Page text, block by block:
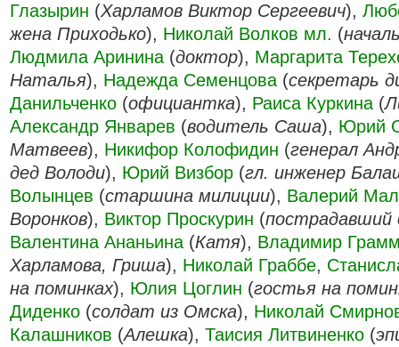
Глазырин (Харламов Виктор Сергеевич),
жена Приходько), Николай Волков мл. (
Людмила Аринина (доктор), Маргарита
Наталья), Надежда Семенцова (секретарь
Данильченко (официантка), Раиса Куркина (
Александр Январев (водитель Саша), Юрий
Матвеев), Никифор Колофидин (генерал
дед Володи), Юрий Визбор (гл. инженер
Волынцев (старшина милиции), Валерий
Воронков), Виктор Проскурин (
Валентина Ананьина (Катя), Владимир
Харламова, Гриша), Николай Граббе,
на поминках), Юлия Цоглин (гостья на
Диденко (солдат из Омска), Николай
Калашников (Алешка), Таисия Литвиненко (